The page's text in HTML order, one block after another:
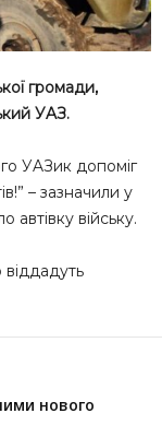
громади,
УAЗ.
УAЗик допомiг
– зазначили у
війську.
нового